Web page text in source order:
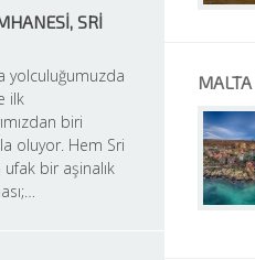
SRI
yolculuğumuzda
ilk
biri
oluyor. Hem Sri
ufak bir aşinalık